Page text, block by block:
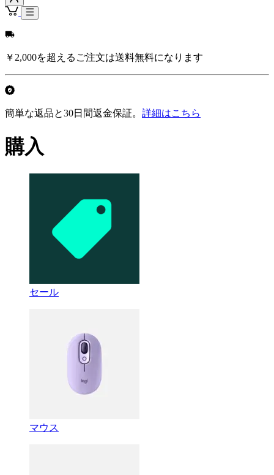
￥2,000を超えるご注文は送料無料になります
簡単な返品と30日間返金保証。 詳細はこちら
購入
セール
マウス